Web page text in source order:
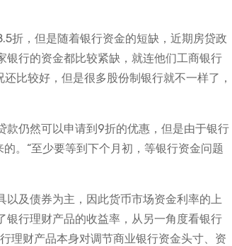
折，但是随着银行资金的短缺，近期房贷政
行的资金都比较紧缺，就连他们工商银行
比较好，但是很多股份制银行就不一样了，
款仍然可以申请到9折的优惠，但是由于银行
。“至少要等到下个月初，等银行资金问题
及债券为主，因此货币市场资金利率的上
行理财产品的收益率，从另一角度看银行
理财产品本身对调节商业银行资金头寸、资